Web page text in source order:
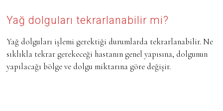
Yağ dolguları tekrarlanabilir mi?
Yağ dolguları işlemi gerektiği durumlarda tekrarlanabilir. Ne
sıklıkla tekrar gerekeceği hastanın genel yapısına, dolgunun
yapılacağı bölge ve dolgu miktarına göre değişir.